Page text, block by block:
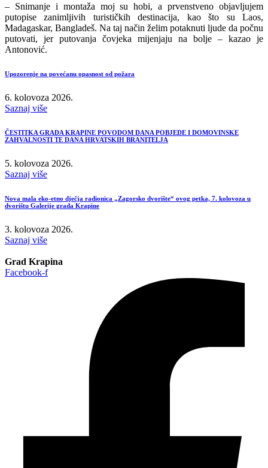
– Snimanje i montaža moj su hobi, a prvenstveno objavljujem
putopise zanimljivih turističkih destinacija, kao što su Laos,
Madagaskar, Bangladeš. Na taj način želim potaknuti ljude da počnu
putovati, jer putovanja čovjeka mijenjaju na bolje – kazao je
Antonović.
Upozorenje na povećanu opasnost od požara
6. kolovoza 2026.
Saznaj više
ČESTITKA GRADA KRAPINE POVODOM DANA POBJEDE I DOMOVINSKE
ZAHVALNOSTI TE DANA HRVATSKIH BRANITELJA
5. kolovoza 2026.
Saznaj više
Nova mala eko-etno dječja radionica „Zagorsko dvorište“ ovog petka, 7. kolovoza u
dvorištu Galerije grada Krapine
3. kolovoza 2026.
Saznaj više
Grad Krapina
Facebook-f